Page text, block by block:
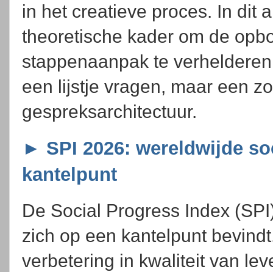
in het creatieve proces. In dit
theoretische kader om de
stappenaanpak te
een lijstje vragen, maar een
gespreksarchitectuur.
► SPI 2026: wereldwijde
kantelpunt
De Social Progress Index
zich op een kantelpunt
verbetering in kwaliteit van